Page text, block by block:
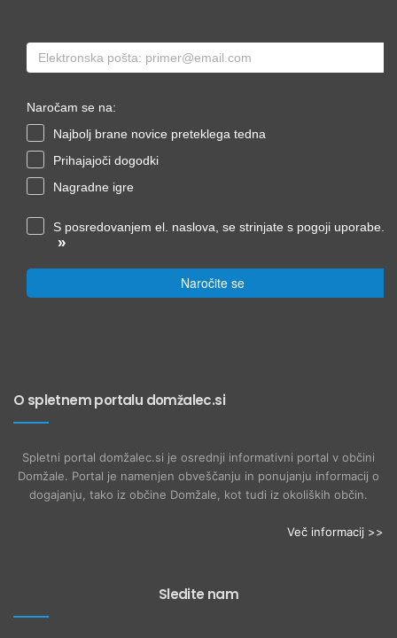
Naročam se na:
Najbolj brane novice preteklega tedna
Prihajajoči dogodki
Nagradne igre
S posredovanjem el. naslova, se strinjate s pogoji uporabe.
»
Naročite se
O spletnem portalu domžalec.si
Spletni portal domžalec.si je osrednji informativni portal v občini
Domžale. Portal je namenjen obveščanju in ponujanju informacij o
dogajanju, tako iz občine Domžale, kot tudi iz okoliških občin.
Več informacij >>
Sledite nam